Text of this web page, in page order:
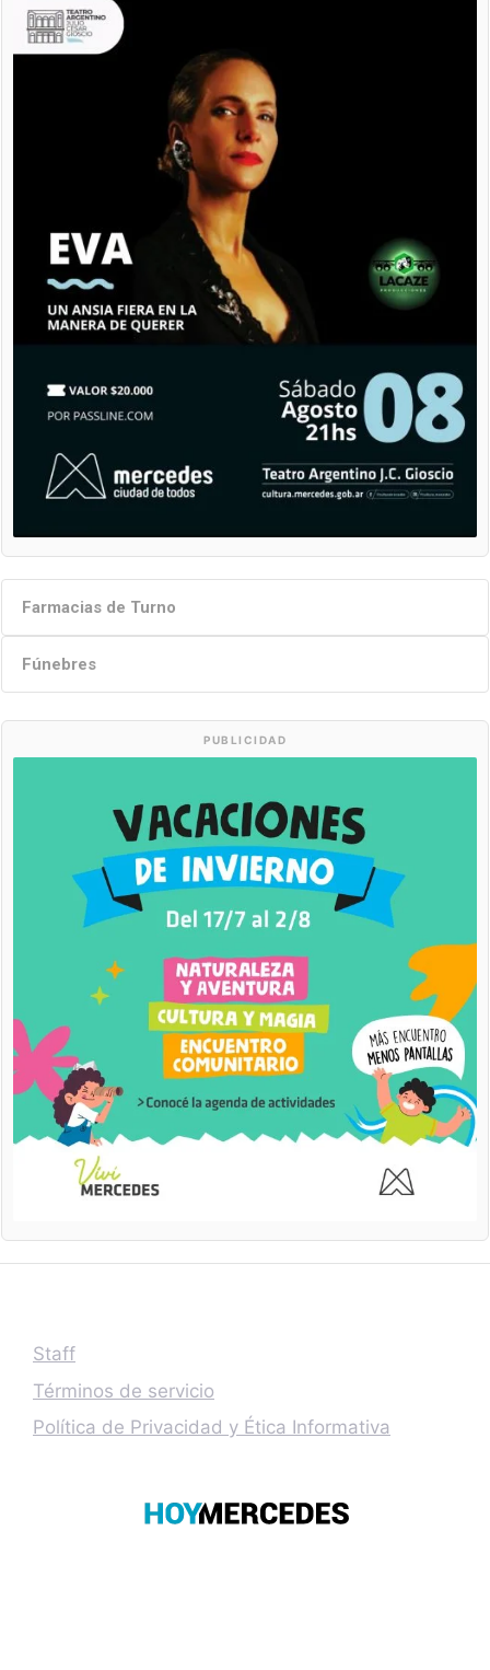
Farmacias de Turno
Fúnebres
PUBLICIDAD
Staff
Términos de servicio
Política de Privacidad y Ética Informativa